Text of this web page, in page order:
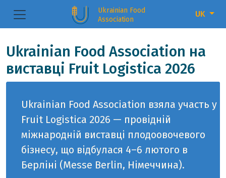
Ukrainian Food
Association
UK
Ukrainian Food Association на
виставці Fruit Logistica 2026
Ukrainian Food Association взяла участь у
Fruit Logistica 2026 — провідній
міжнародній виставці плодоовочевого
бізнесу, що відбулася 4–6 лютого в
Берліні (Messe Berlin, Німеччина).